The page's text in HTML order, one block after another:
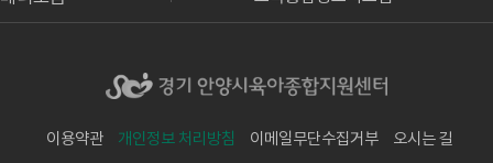
이용약관 개인정보 처리방침 이메일무단수집거부 오시는 길